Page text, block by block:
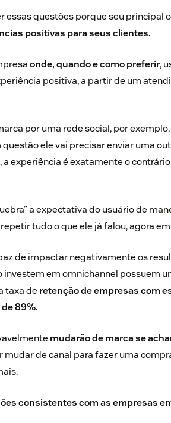
essas questões porque seu principal
positivas para seus clientes.
onde, quando e como preferir,
positiva, a partir de um
por uma rede social, por
ele vai precisar enviar uma
experiência é exatamente o
a expectativa do usuário de
tudo o que ele já falou, agora
de impactar negativamente os
em omnichannel possuem
taxa de retenção de empresas com
89%.
mudarão de marca se
mudar de canal para fazer uma
consistentes com as empresas